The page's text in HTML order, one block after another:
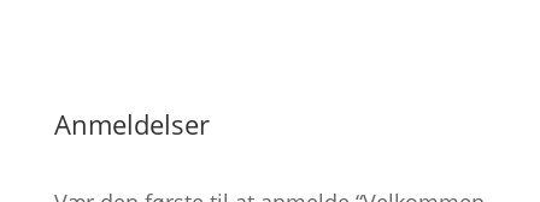
Anmeldelser